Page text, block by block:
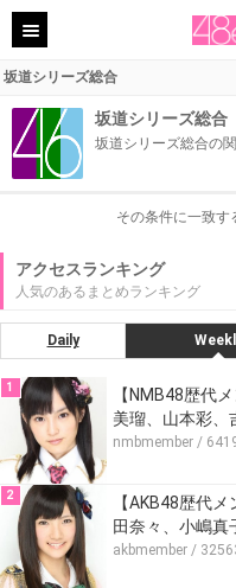
坂道シリーズ総合
坂道シリーズ総合
坂道シリーズ総合の
その条件に一致す
アクセスランキング
人気のあるまとめランキング
Daily
1
【NMB48歴代
美瑠、山本彩、
nmbmember /
2
【AKB48歴代
田奈々、小嶋真
akbmember /